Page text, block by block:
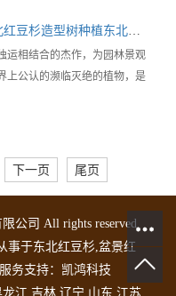
红豆杉造型树种植东北红豆杉造型树基地
运相结合的杰作，为园林景观
上公认的濒临灭绝的植物，是
在漫长的地质变迁中，它顽
棵红豆杉
下一页 尾页
公司 All rights reserved
事于东北红豆杉,盆景红
服务支持： 凯鸿科技
龙江 吉林 辽宁 山东 江苏